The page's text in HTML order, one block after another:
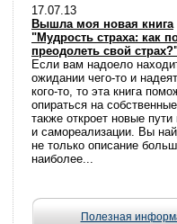
17.07.13
Вышла моя новая книга
"Мудрость страха: как
преодолеть свой
Если вам надоело
ожидании чего-то и
кого-то, то эта книга
опираться на
также откроет новые
и самореализации. Вы
не только описание
наиболее...
Полезная